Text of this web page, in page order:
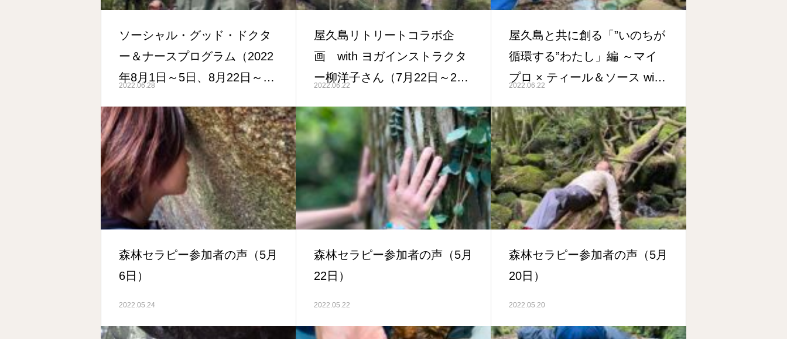
ソーシャル・グッド・ドクタ
ー＆ナースプログラム（2022
年8月1日～5日、8月22日～26
2022.06.28
屋久島リトリートコラボ企
画 with ヨガインストラクタ
ー柳洋子さん（7月22日～25
2022.06.22
屋久島と共に創る「”いのちが
循環する”わたし」編 ～マイ
プロ × ティール＆ソース with
22日～25日）
2022.06.22
森林セラピー参加者の声（5月
6日）
2022.05.24
森林セラピー参加者の声（5月
22日）
2022.05.22
森林セラピー参加者の声（5月
20日）
2022.05.20